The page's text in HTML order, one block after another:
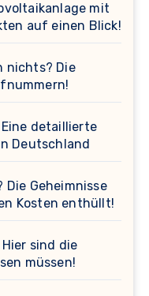
mit
auf einen Blick!
nichts? Die
detaillierte
Deutschland
Die Geheimnisse
Kosten enthüllt!
sind die
müssen!